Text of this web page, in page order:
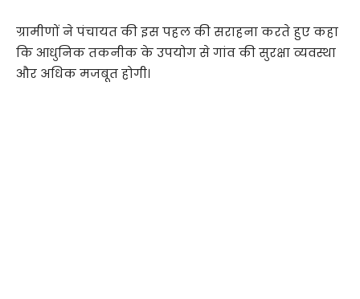
ग्रामीणों ने पंचायत की इस पहल की सराहना करते हुए कहा
कि आधुनिक तकनीक के उपयोग से गांव की सुरक्षा व्यवस्था
और अधिक मजबूत होगी।